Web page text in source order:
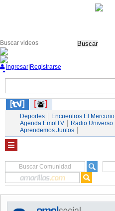
Buscar
Ingresar Registrarse
Deportes Encuentros El Mercurio
Agenda EmolTV
Radio Universo
Aprendemos Juntos